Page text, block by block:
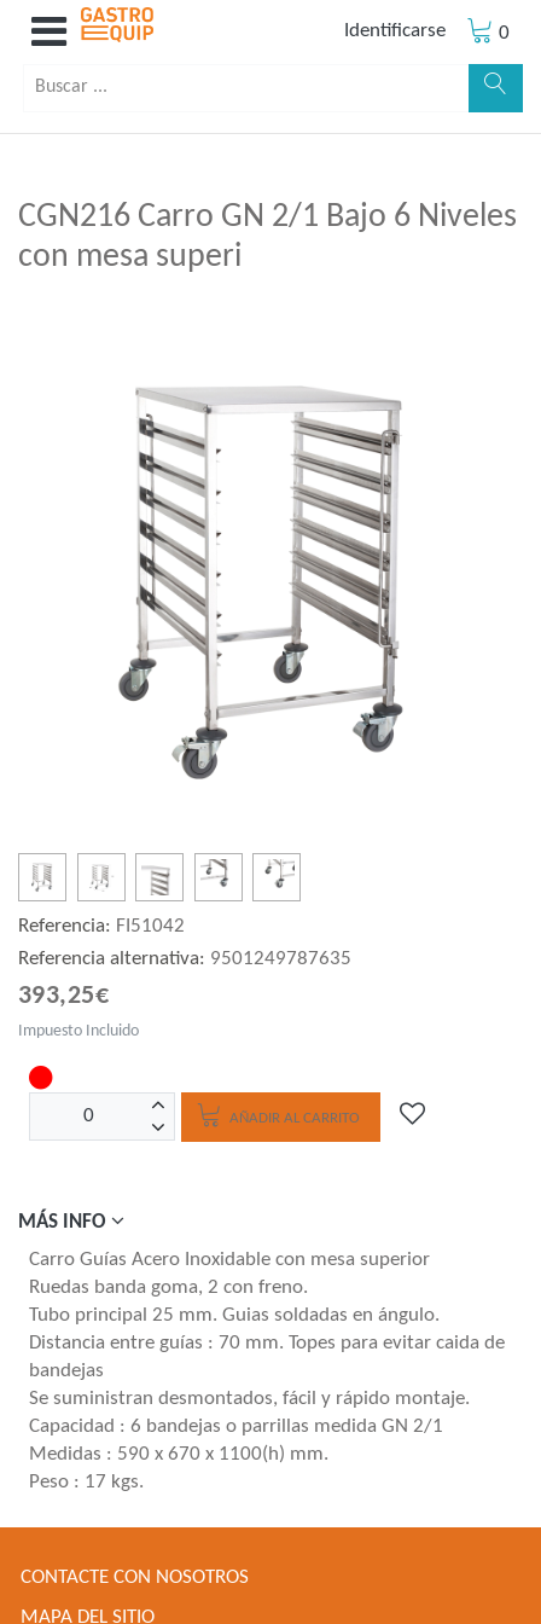
Identificarse 0
CGN216 Carro GN 2/1 Bajo 6 Niveles
con mesa superi
Referencia: FI51042
Referencia alternativa: 9501249787635
393,25€
Impuesto Incluido
AÑADIR AL CARRITO
MÁS INFO
Carro Guías Acero Inoxidable con mesa superior
Ruedas banda goma, 2 con freno.
Tubo principal 25 mm. Guias soldadas en ángulo.
Distancia entre guías : 70 mm. Topes para evitar caida de
bandejas
Se suministran desmontados, fácil y rápido montaje.
Capacidad : 6 bandejas o parrillas medida GN 2/1
Medidas : 590 x 670 x 1100(h) mm.
Peso : 17 kgs.
CONTACTE CON NOSOTROS
MAPA DEL SITIO